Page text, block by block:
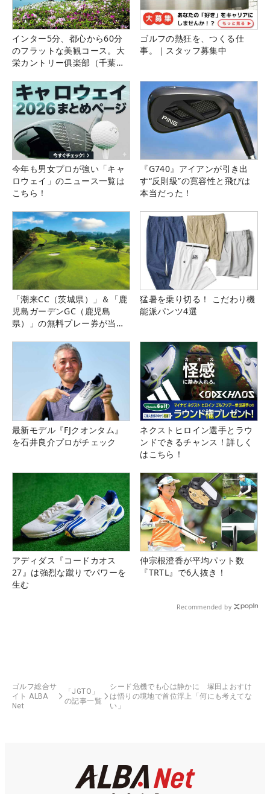
インター5分、都心から60分
のフラットな美観コース。大
栄カントリー俱楽部（千葉
ゴルフの熱狂を、つくる仕
事。｜スタッフ募集中
今年も男女プロが強い「キャ
ロウェイ」のニュース一覧は
こちら！
『G740』アイアンが引き出
す“反則級”の寛容性と飛びは
本当だった！
「潮来CC（茨城県）」＆「鹿
児島ガーデンGC（鹿児島
県）」の無料プレー券が当た
猛暑を乗り切る！ こだわり機
能派パンツ4選
最新モデル『FJクオンタム』
を石井良介プロがチェック
ネクストヒロイン選手とラウ
ンドできるチャンス！詳しく
はこちら！
アディダス『コードカオス
27』は強烈な蹴りでパワーを
生む
仲宗根澄香が平均パット数
『TRTL』で6人抜き！
Recommended by
ゴルフ総合サ
イト ALBA
Net
「JGTO」
の記事一覧
シード危機でも心は静かに 塚田よおすけ
は悟りの境地で首位浮上「何にも考えてな
い」